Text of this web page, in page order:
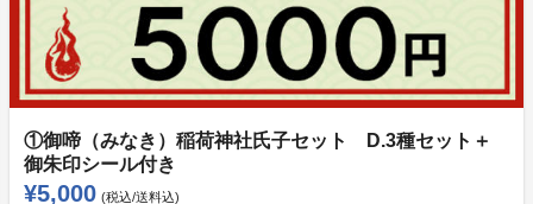
キーワードは“言霊”
本来言葉の持っている力は、言い方、タイミング、抑揚
や音量など様々な状況で伝わり方が変わる魔法のような
もの。
音楽を通じて、それぞれのキャラクター達の想いと穢れ
の封印にも通ずる言霊と、それぞれの夢の実現に伴った
①御啼（みなき）稲荷神社氏子セット D.3種セット＋
御朱印シール付き
¥5,000 (税込/送料込)